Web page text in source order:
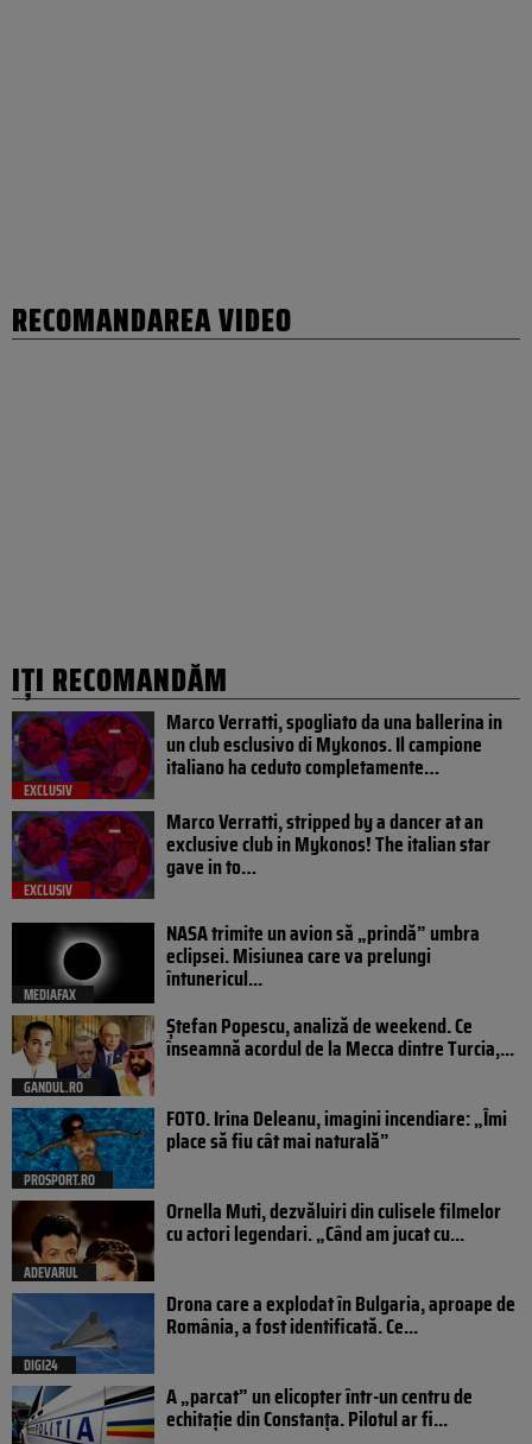
RECOMANDAREA VIDEO
IȚI RECOMANDĂM
EXCLUSIV
Marco Verratti, spogliato da una ballerina in
un club esclusivo di Mykonos. Il campione
italiano ha ceduto completamente…
EXCLUSIV
Marco Verratti, stripped by a dancer at an
exclusive club in Mykonos! The italian star
gave in to…
MEDIAFAX
NASA trimite un avion să „prindă” umbra
eclipsei. Misiunea care va prelungi
întunericul...
GANDUL.RO
Ștefan Popescu, analiză de weekend. Ce
înseamnă acordul de la Mecca dintre Turcia,...
PROSPORT.RO
FOTO. Irina Deleanu, imagini incendiare: „Îmi
place să fiu cât mai naturală”
ADEVARUL
Ornella Muti, dezvăluiri din culisele filmelor
cu actori legendari. „Când am jucat cu...
DIGI24
Drona care a explodat în Bulgaria, aproape de
România, a fost identificată. Ce...
A „parcat” un elicopter într-un centru de
echitație din Constanța. Pilotul ar fi...